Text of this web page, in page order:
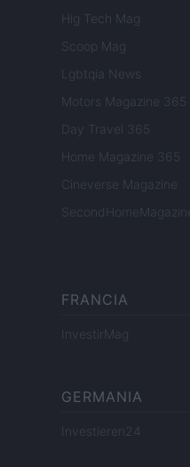
Hig Tech Mag
Scoop Mag
Lgbtqia News
Motors Magazine 365
Day Travel 365
Home Magazine 365
Cineverse Magazine
SecondHomeMagazine
FRANCIA
InvestirMag
GERMANIA
Investieren24